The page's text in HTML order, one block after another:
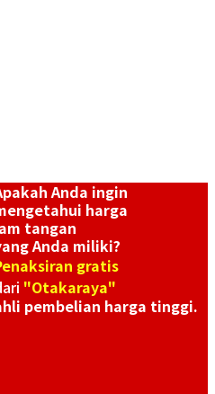
Omega Constellation Blush
123.20.24.60.57.001
Referensi Harga Buyback
Rp 25.534.600
Tanggal Pembelian:
Anda ingin
harga
tangan
Anda miliki?
gratis
"Otakaraya"
pembelian harga tinggi.